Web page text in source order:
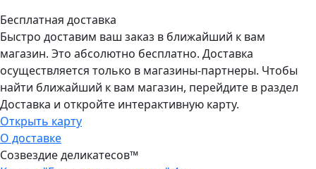
Бесплатная доставка
Быстро доставим ваш заказ в ближайший к вам
магазин. Это абсолютно бесплатно. Доставка
осуществляется только в магазины-партнеры. Чтобы
найти ближайший к вам магазин, перейдите в раздел
Доставка и откройте интерактивную карту.
Открыть карту
О доставке
Созвездие деликатесов™